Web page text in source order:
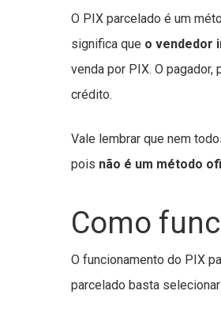
O PIX parcelado é um
significa que o vendedor
venda por PIX. O
crédito.
Vale lembrar que nem
pois não é um método
Como
O funcionamento do PIX
parcelado basta